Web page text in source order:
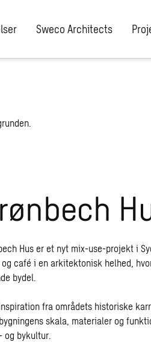
Sweco Architects
Hus er et nyt mix-use-projekt i
café i en arkitektonisk helhed,
bydel.
fra områdets historiske
skala, materialer og
og bykultur.